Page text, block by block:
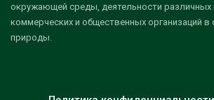
окружающей среды, деятельности различных
коммерческих и общественных организаций
природы.